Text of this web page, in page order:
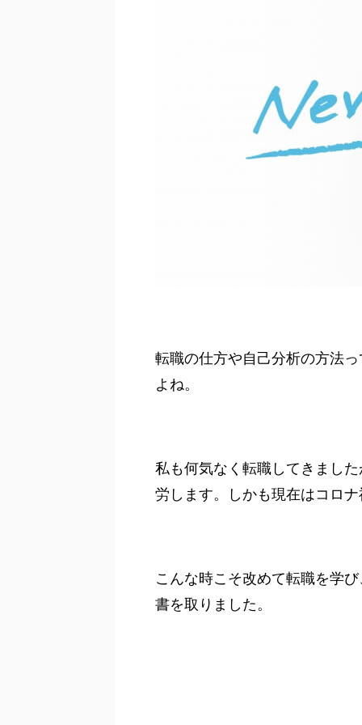
転職の仕方や自己分析の方法
よね。
私も何気なく転職してきまし
労します。しかも現在はコロ
こんな時こそ改めて転職を学
書を取りました。